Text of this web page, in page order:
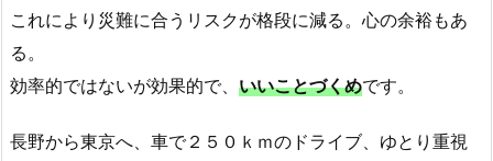
これにより災難に合うリスクが格段に減る。心の余裕もあ
る。
効率的ではないが効果的で、 いいことづくめです。
長野から東京へ、車で２５０ｋｍのドライブ、ゆとり重視